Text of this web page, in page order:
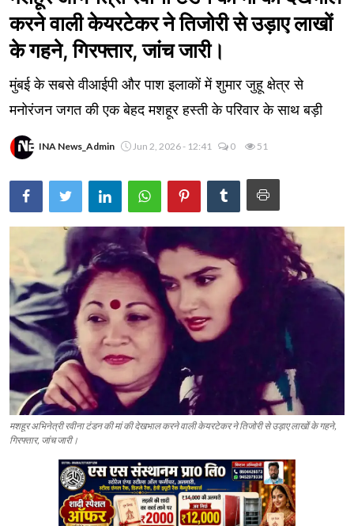
करने वाली केयरटेकर ने तिजोरी से उड़ाए लाखों
के गहने, गिरफ्तार, जांच जारी।
मुंबई के सबसे वीआईपी और पाश इलाकों में शुमार जुहू क्षेत्र से
मनोरंजन जगत की एक बेहद मशहूर हस्ती के परिवार के साथ बड़ी
INA News_Admin Jun 2, 2026 - 12:41 0 51
मशहूर अभिनेत्री रवीना टंडन की मां की देखभाल करने वाली केयरटेकर ने तिजोरी से उड़ाए लाखों के गहने,
गिरफ्तार, जांच जारी।